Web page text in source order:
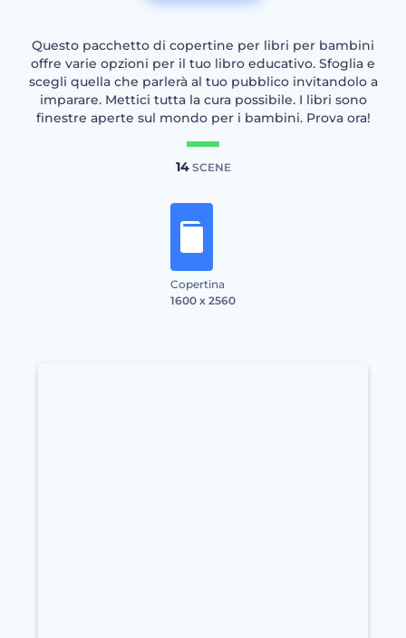
Questo pacchetto di copertine per libri per bambini
offre varie opzioni per il tuo libro educativo. Sfoglia e
scegli quella che parlerà al tuo pubblico invitandolo a
imparare. Mettici tutta la cura possibile. I libri sono
finestre aperte sul mondo per i bambini. Prova ora!
14SCENE
Copertina
1600 x 2560